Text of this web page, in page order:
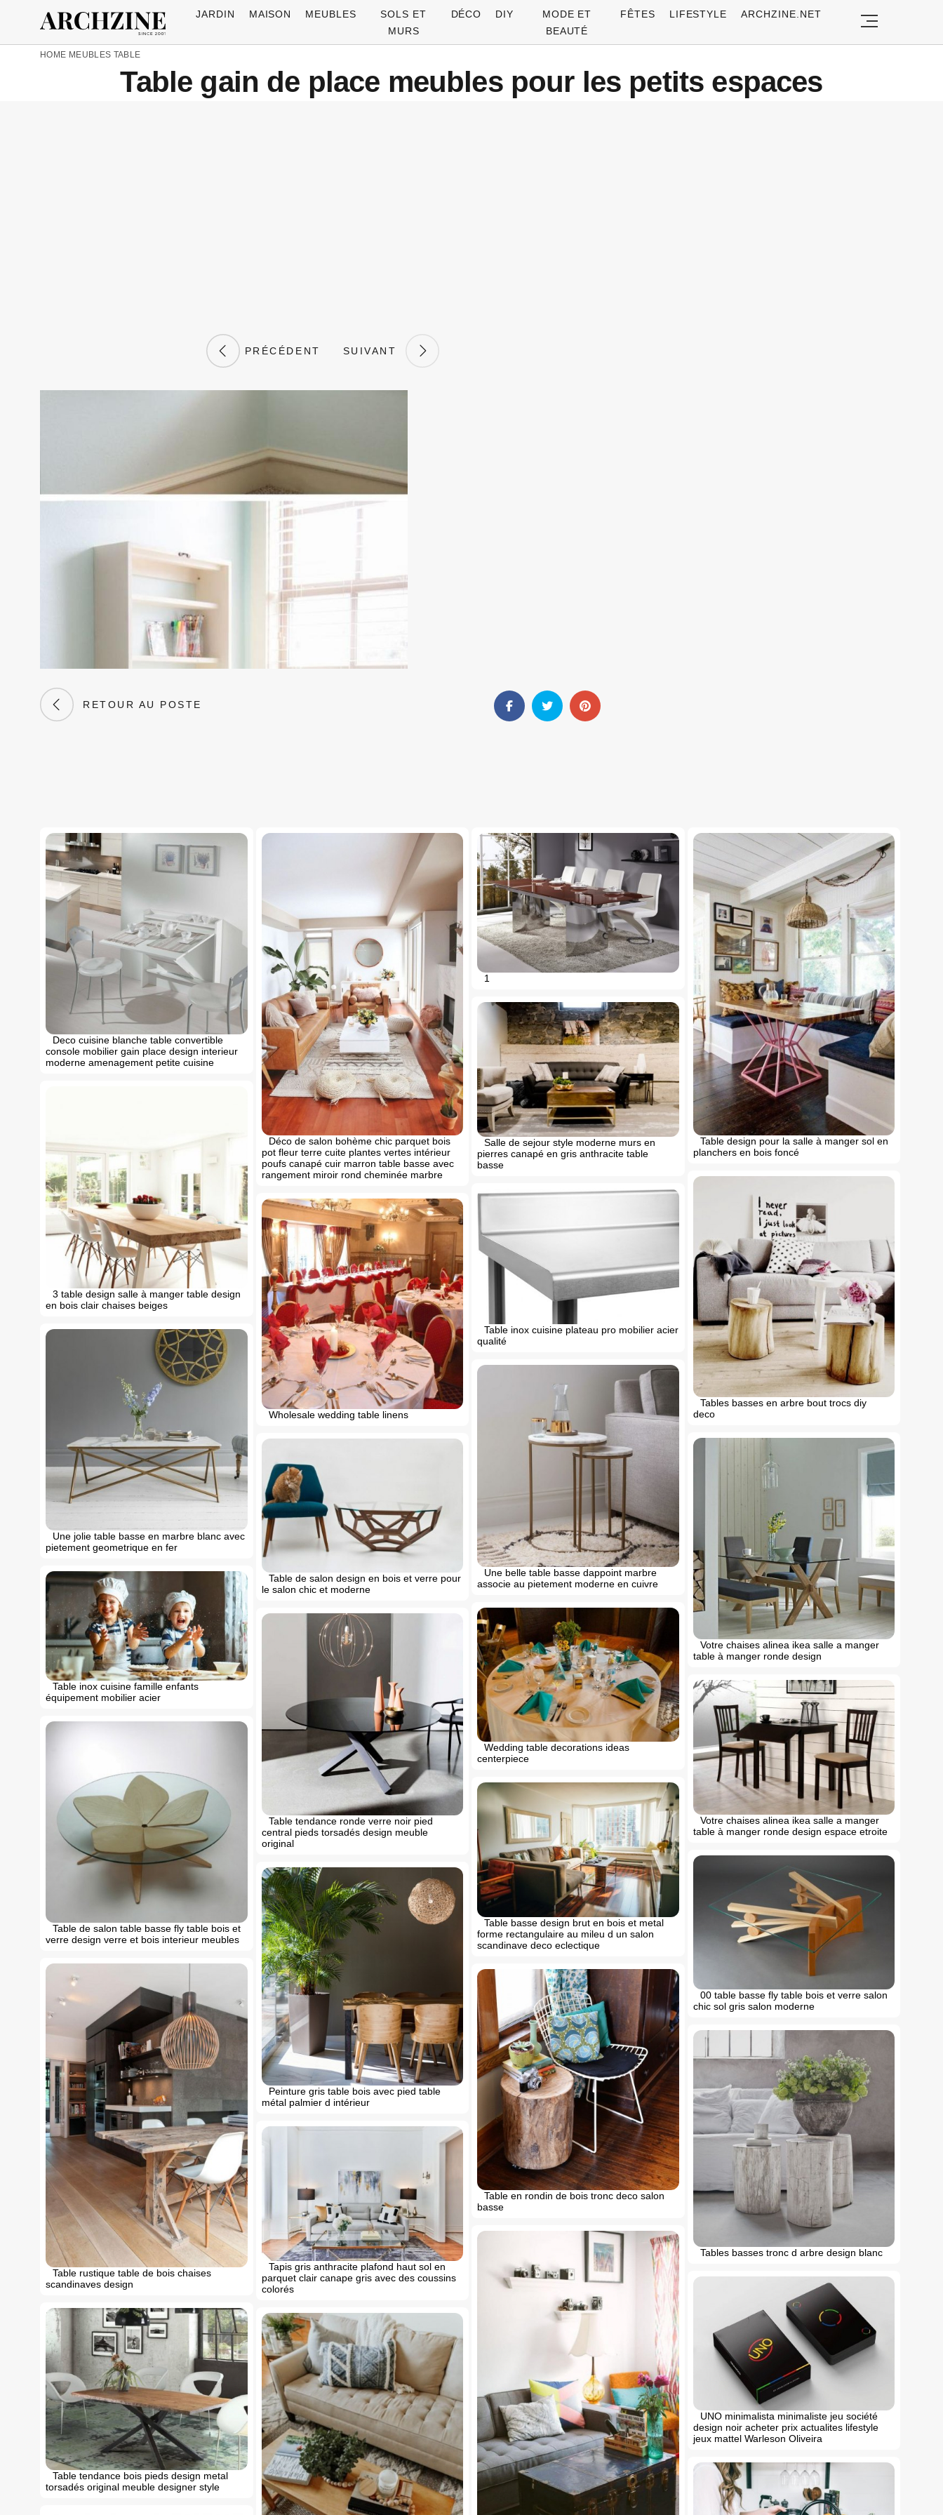
JARDIN MAISON MEUBLES
SOLS ET
MURS
DÉCO DIY
MODE ET
BEAUTÉ
FÊTES LIFESTYLE ARCHZINE.NET
HOME MEUBLES TABLE
Table gain de place meubles pour les petits espaces
PRÉCÉDENT SUIVANT
RETOUR AU POSTE
Deco cuisine blanche table convertible
console mobilier gain place design interieur
moderne amenagement petite cuisine
Déco de salon bohème chic parquet bois
pot fleur terre cuite plantes vertes intérieur
poufs canapé cuir marron table basse avec
rangement miroir rond cheminée marbre
1
Table design pour la salle à manger sol en
planchers en bois foncé
Salle de sejour style moderne murs en
pierres canapé en gris anthracite table
basse
3 table design salle à manger table design
en bois clair chaises beiges
Tables basses en arbre bout trocs diy
deco
Table inox cuisine plateau pro mobilier acier
qualité
Wholesale wedding table linens
Une jolie table basse en marbre blanc avec
pietement geometrique en fer
Une belle table basse dappoint marbre
associe au pietement moderne en cuivre
Votre chaises alinea ikea salle a manger
table à manger ronde design
Table de salon design en bois et verre pour
le salon chic et moderne
Table inox cuisine famille enfants
équipement mobilier acier
Wedding table decorations ideas
centerpiece
Table tendance ronde verre noir pied
central pieds torsadés design meuble
original
Votre chaises alinea ikea salle a manger
table à manger ronde design espace etroite
Table de salon table basse fly table bois et
verre design verre et bois interieur meubles
Table basse design brut en bois et metal
forme rectangulaire au mileu d un salon
scandinave deco eclectique
00 table basse fly table bois et verre salon
chic sol gris salon moderne
Peinture gris table bois avec pied table
métal palmier d intérieur
Table rustique table de bois chaises
scandinaves design
Table en rondin de bois tronc deco salon
basse
Tables basses tronc d arbre design blanc
Tapis gris anthracite plafond haut sol en
parquet clair canape gris avec des coussins
colorés
UNO minimalista minimaliste jeu société
design noir acheter prix actualites lifestyle
jeux mattel Warleson Oliveira
Table tendance bois pieds design metal
torsadés original meuble designer style